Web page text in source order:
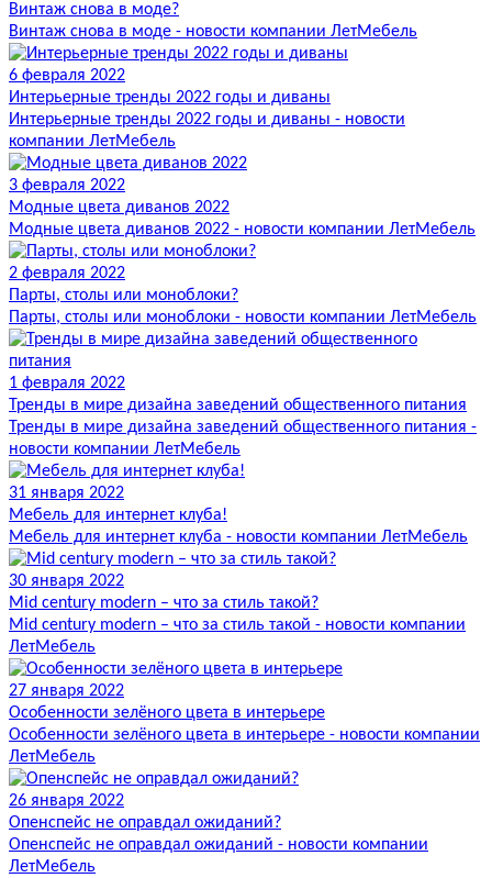
Винтаж снова в моде?
Винтаж снова в моде - новости компании ЛетМебель
6 февраля 2022
Интерьерные тренды 2022 годы и диваны
Интерьерные тренды 2022 годы и диваны - новости
компании ЛетМебель
3 февраля 2022
Модные цвета диванов 2022
Модные цвета диванов 2022 - новости компании ЛетМебель
2 февраля 2022
Парты, столы или моноблоки?
Парты, столы или моноблоки - новости компании ЛетМебель
1 февраля 2022
Тренды в мире дизайна заведений общественного питания
Тренды в мире дизайна заведений общественного питания -
новости компании ЛетМебель
31 января 2022
Мебель для интернет клуба!
Мебель для интернет клуба - новости компании ЛетМебель
30 января 2022
Mid century modern – что за стиль такой?
Mid century modern – что за стиль такой - новости компании
ЛетМебель
27 января 2022
Особенности зелёного цвета в интерьере
Особенности зелёного цвета в интерьере - новости компании
ЛетМебель
26 января 2022
Опенспейс не оправдал ожиданий?
Опенспейс не оправдал ожиданий - новости компании
ЛетМебель